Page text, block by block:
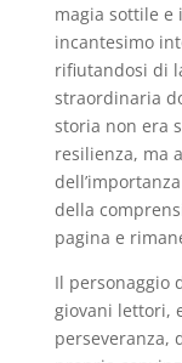
magia sottile e
incantesimo
rifiutandosi di
straordinaria
storia non era
resilienza, ma
della
pagina e
Il personaggio
giovani lettori,
perseveranza,